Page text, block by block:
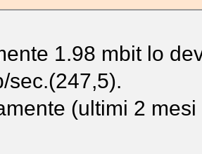
1.98 mbit lo
sec.(247,5).
(ultimi 2